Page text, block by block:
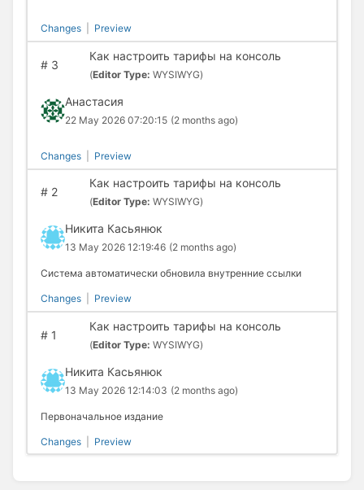
Changes Preview
#3
Как настроить тарифы на консоль
(Editor Type: WYSIWYG)
Анастасия
22 May 2026 07:20:15 (2 months ago)
Changes Preview
#2
Как настроить тарифы на консоль
(Editor Type: WYSIWYG)
Никита Касьянюк
13 May 2026 12:19:46 (2 months ago)
Система автоматически обновила внутренние ссылки
Changes Preview
#1
Как настроить тарифы на консоль
(Editor Type: WYSIWYG)
Никита Касьянюк
13 May 2026 12:14:03 (2 months ago)
Первоначальное издание
Changes Preview